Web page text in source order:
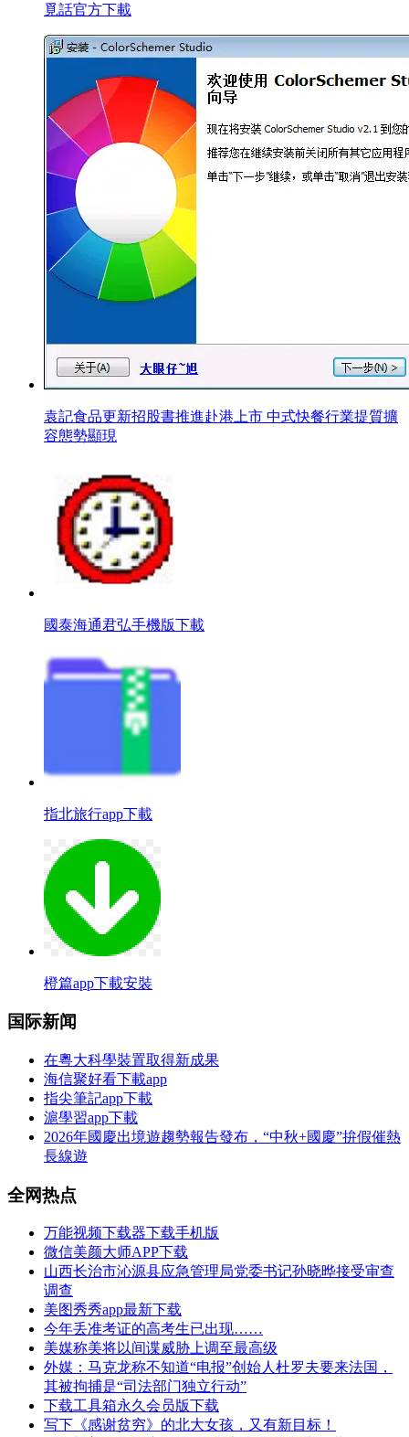
覓話官方下載
袁記食品更新招股書推進赴港上市 中式快餐行業提質擴
容態勢顯現
國泰海通君弘手機版下載
指北旅行app下載
橙篇app下載安裝
国际新闻
在粵大科學裝置取得新成果
海信聚好看下載app
指尖筆記app下載
滬學習app下載
2026年國慶出境遊趨勢報告發布，“中秋+國慶”拚假催熱
長線遊
全网热点
万能视频下载器下载手机版
微信美颜大师APP下载
山西长治市沁源县应急管理局党委书记孙晓晔接受审查
调查
美图秀秀app最新下载
今年丢准考证的高考生已出现……
美媒称美将以间谍威胁上调至最高级
外媒：马克龙称不知道“电报”创始人杜罗夫要来法国，
其被拘捕是“司法部门独立行动”
下载工具箱永久会员版下载
写下《感谢贫穷》的北大女孩，又有新目标！